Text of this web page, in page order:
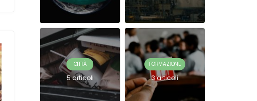
CITTÀ
5 articoli
FORMAZIONE
3 articoli